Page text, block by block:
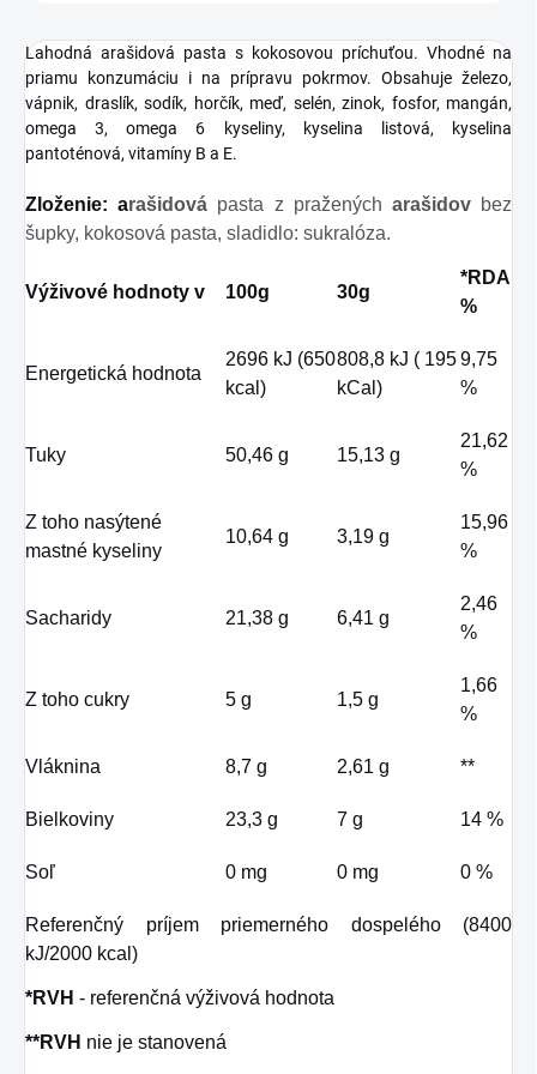
Lahodná arašidová pasta s kokosovou príchuťou. Vhodné na
priamu konzumáciu i na prípravu pokrmov. Obsahuje železo,
vápnik, draslík, sodík, horčík, meď, selén, zinok, fosfor, mangán,
omega 3, omega 6 kyseliny, kyselina listová, kyselina
pantoténová, vitamíny B a E.
Zloženie: arašidová pasta z pražených arašidov bez
šupky, kokosová pasta, sladidlo: sukralóza.
Výživové hodnoty v 100g 30g
*RDA
%
Energetická hodnota
2696 kJ (650
kcal)
808,8 kJ ( 195
kCal)
9,75
%
Tuky 50,46 g 15,13 g
21,62
%
Z toho nasýtené
mastné kyseliny
10,64 g 3,19 g
15,96
%
Sacharidy 21,38 g 6,41 g
2,46
%
Z toho cukry 5 g 1,5 g
1,66
%
Vláknina 8,7 g 2,61 g **
Bielkoviny 23,3 g 7 g 14 %
Soľ 0 mg 0 mg 0 %
Referenčný príjem priemerného dospelého (8400
kJ/2000 kcal)
*RVH - referenčná výživová hodnota
**RVH nie je stanovená